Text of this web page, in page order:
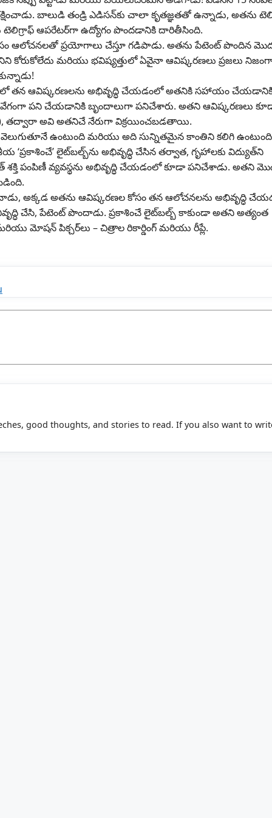
బాలుడి తండ్రి ఎడిసన్‌కు చాలా కృతజ్ఞతతో ఉన్నాడు, అతను
ఆపరేటర్‌గా ఉద్యోగం పొందడానికి దారితీసింది.
ప్రయోగాలు చేస్తూ గడిపాడు. అతను పేటెంట్ పొందిన
కోరుకోలేదు మరియు భవిష్యత్తులో ఏవైనా ఆవిష్కరణలు ప్రజలు
తన ఆవిష్కరణలను అభివృద్ధి చేయడంలో అతనికి సహాయం
పని చేయడానికి బృందాలుగా పనిచేశారు. అతని ఆవిష్కరణలు
అవి అతనిచే నేరుగా విక్రయించబడతాయి.
ఉంటుంది మరియు అది సున్నితమైన కాంతిని కలిగి
లైట్‌బల్బ్‌ను అభివృద్ధి చేసిన తర్వాత, గృహాలకు విద్యుత్‌ని
శక్తి పంపిణీ వ్యవస్థను అభివృద్ధి చేయడంలో కూడా పనిచేశాడు. అతని
అక్కడ అతను ఆవిష్కరణల కోసం తన ఆలోచనలను అభివృద్ధి
చేసి, పేటెంట్ పొందాడు. ప్రకాశించే లైట్‌బల్బ్ కాకుండా అతని అత్యంత
మోషన్ పిక్చర్‌లు – చిత్రాల రికార్డింగ్ మరియు రీప్లే.
good thoughts, and stories to read. If you also want to